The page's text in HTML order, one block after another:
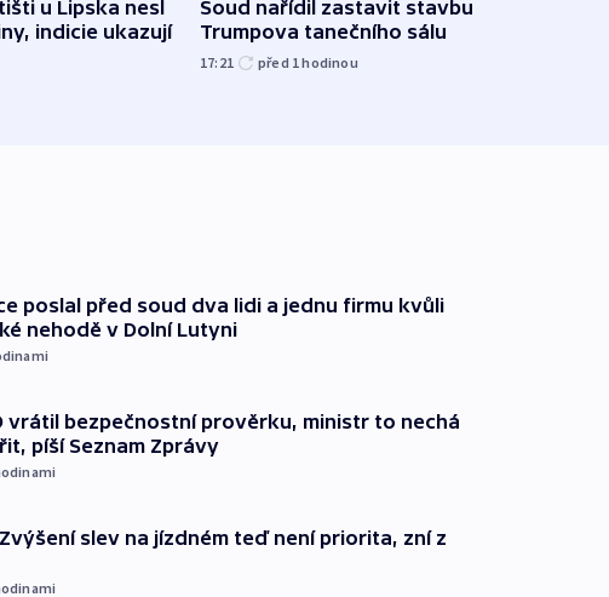
u Lipska nesl
indicie ukazují
Soud nařídil zastavit stavbu
Trumpova tanečního sálu
17:21 před 1hodinou
poslal před soud dva lidi a jednu firmu kvůli
nehodě v Dolní Lutyni
vrátil bezpečnostní prověrku, ministr to nechá
píší Seznam Zprávy
Zvýšení slev na jízdném teď není priorita, zní z